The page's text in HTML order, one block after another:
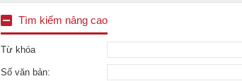
Tìm kiếm nâng cao
Từ khóa
Số văn bản: